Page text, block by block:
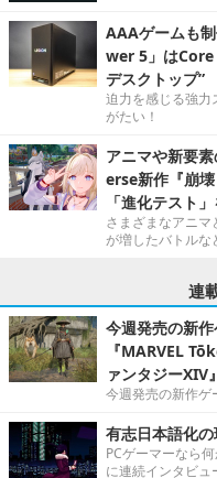
AAAゲームも
wer 5」はCore
デスクトップ”
迫力を感じる強力
がたい！
アニマや新要
erse新作『崩
「進化テスト
さまざまなアニ
が増したバトルな
連
今週発売の新
『MARVEL
ァンタジーXIV
今週発売の新作ゲ
有志日本語化
PCゲーマーなら
に連続インタビュ